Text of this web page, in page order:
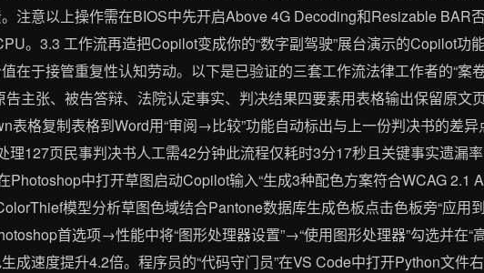
注意以上操作需在BIOS中先开启Above 4G Decoding和Resizable BAR
。3.3 工作流再造把Copilot变成你的“数字副驾驶”展台演示的Copilot功
在于接管重复性认知劳动。以下是已验证的三套工作流法律工作者的“案
告主张、被告答辩、法院认定事实、判决结果四要素用表格输出保留原文
表格复制表格到Word用“审阅→比较”功能自动标出与上一份判决书的差
理127页民事判决书人工需42分钟此流程仅耗时3分17秒且关键事实遗漏
Photoshop中打开草图启动Copilot输入“生成3种配色方案符合WCAG 2.1
模型分析草图色域结合Pantone数据库生成色板点击色板旁“应用
首选项→性能中将“图形处理器设置”→“使用图形处理器”勾选并在“
速度提升4.2倍。程序员的“代码守门员”在VS Code中打开Python文件